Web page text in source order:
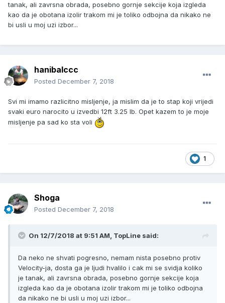
tanak, ali zavrsna obrada, posebno gornje sekcije koja izgleda
kao da je obotana izolir trakom mi je toliko odbojna da nikako ne
bi usli u moj uzi izbor...
hanibalccc
Posted December 7, 2018
Svi mi imamo razlicitno misljenje, ja mislim da je to stap koji vrijedi
svaki euro narocito u izvedbi 12ft 3.25 lb. Opet kazem to je moje
misljenje pa sad ko sta voli
1
Shoga
Posted December 7, 2018
On 12/7/2018 at 9:51 AM, TopLine said:
Da neko ne shvati pogresno, nemam nista posebno protiv
Velocity-ja, dosta ga je ljudi hvalilo i cak mi se svidja koliko
je tanak, ali zavrsna obrada, posebno gornje sekcije koja
izgleda kao da je obotana izolir trakom mi je toliko odbojna
da nikako ne bi usli u moj uzi izbor...